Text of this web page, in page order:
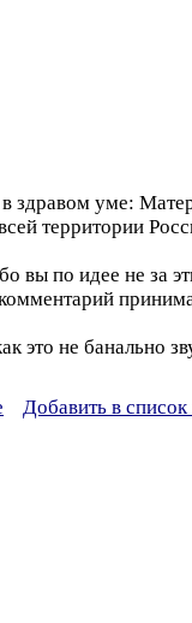
здравом уме:
территории
вы по идее не за
это не банально
Добавить в